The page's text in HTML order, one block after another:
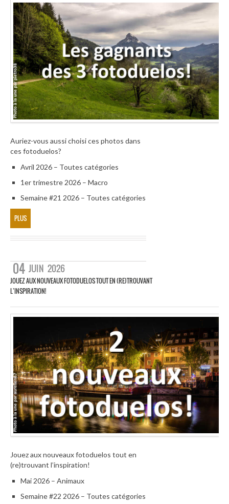
Auriez-vous aussi choisi ces photos dans
ces fotoduelos?
Avril 2026 – Toutes catégories
1er trimestre 2026 – Macro
Semaine #21 2026 – Toutes catégories
PLUS
04 JUIN 2026
JOUEZ AUX NOUVEAUX FOTODUELOS TOUT EN (RE)TROUVANT
L’INSPIRATION!
Jouez aux nouveaux fotoduelos tout en
(re)trouvant l’inspiration!
Mai 2026 – Animaux
Semaine #22 2026 – Toutes catégories